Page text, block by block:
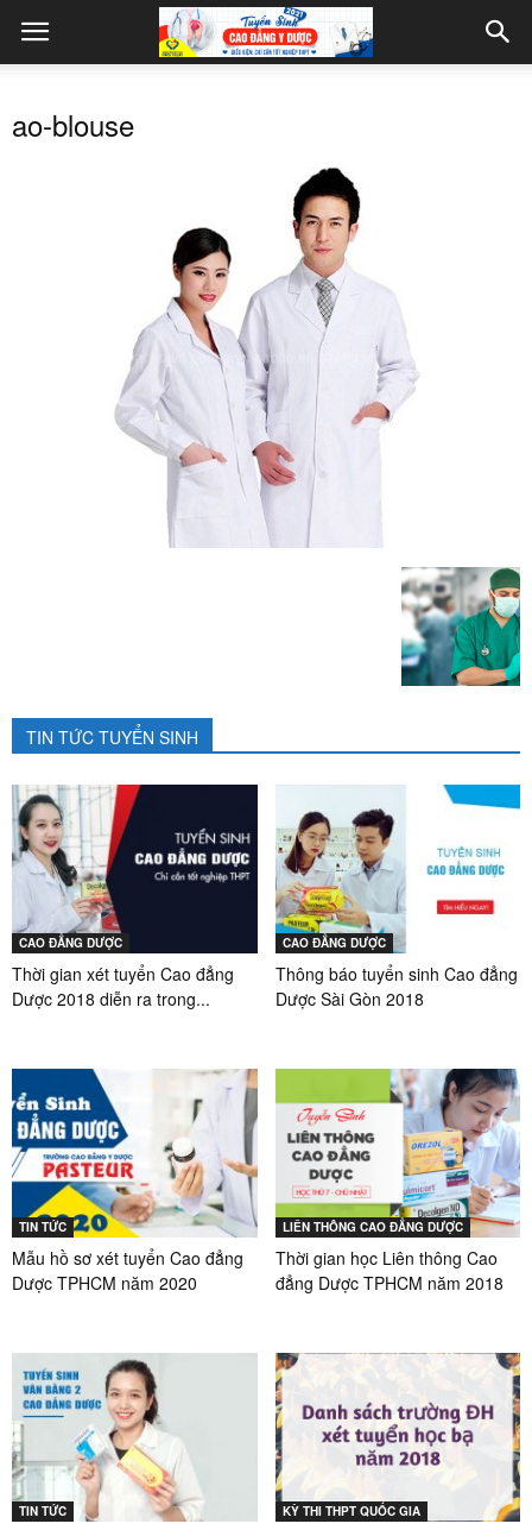
ao-blouse
TIN TỨC TUYỂN SINH
CAO ĐẲNG DƯỢC
Thời gian xét tuyển Cao đẳng
Dược 2018 diễn ra trong...
CAO ĐẲNG DƯỢC
Thông báo tuyển sinh Cao đẳng
Dược Sài Gòn 2018
TIN TỨC
Mẫu hồ sơ xét tuyển Cao đẳng
Dược TPHCM năm 2020
LIÊN THÔNG CAO ĐẲNG DƯỢC
Thời gian học Liên thông Cao
đẳng Dược TPHCM năm 2018
TIN TỨC KỲ THI THPT QUỐC GIA